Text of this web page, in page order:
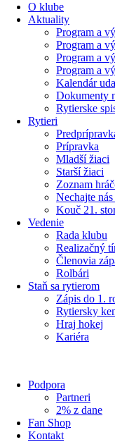
O klube
Aktuality
Program a
Program a
Program a
Program a
Kalendár
Dokumenty
Rytierske
Rytieri
Prípravka
Mladší žiaci
Starší žiaci
Zoznam
Nechajte
Kouč 21.
Vedenie
Rada klubu
Realizačný
Členovia
Rolbári
Staň sa rytierom
Zápis do 1.
Rytiersky
Hraj hokej
Kariéra
Podpora
Partneri
2% z dane
Fan Shop
Kontakt